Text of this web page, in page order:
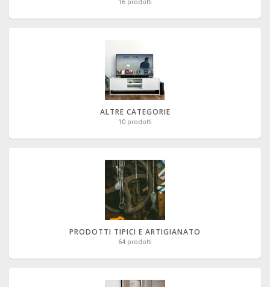
16 prodotti
ALTRE CATEGORIE
10 prodotti
PRODOTTI TIPICI E ARTIGIANATO
64 prodotti